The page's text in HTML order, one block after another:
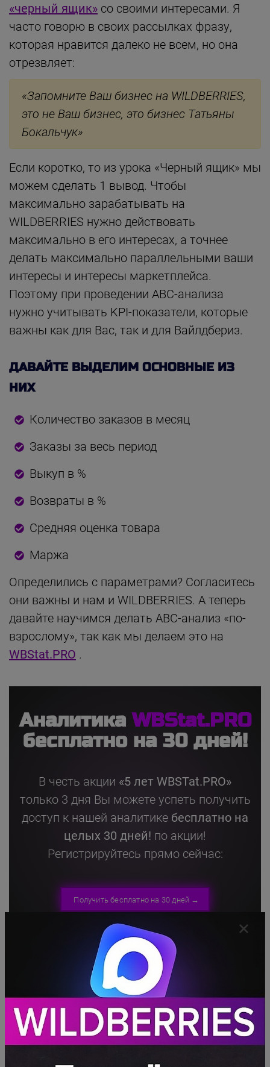
«черный ящик» со своими интересами. Я
часто говорю в своих рассылках фразу,
которая нравится далеко не всем, но она
отрезвляет:
«Запомните Ваш бизнес на WILDBERRIES,
это не Ваш бизнес, это бизнес Татьяны
Бокальчук»
Если коротко, то из урока «Черный ящик» мы
можем сделать 1 вывод. Чтобы
максимально зарабатывать на
WILDBERRIES нужно действовать
максимально в его интересах, а точнее
делать максимально параллельными ваши
интересы и интересы маркетплейса.
Поэтому при проведении АВС-анализа
нужно учитывать KPI-показатели, которые
важны как для Вас, так и для Вайлдбериз.
ДАВАЙТЕ ВЫДЕЛИМ ОСНОВНЫЕ ИЗ
НИХ
Количество заказов в месяц
Заказы за весь период
Выкуп в %
Возвраты в %
Средняя оценка товара
Маржа
Определились с параметрами? Согласитесь
они важны и нам и WILDBERRIES. А теперь
давайте научимся делать АВС-анализ «по-
взрослому», так как мы делаем это на
WBStat.PRO .
АналитикаWBStat.PRO
бесплатно на 30 дней!
В честь акции «5 лет WBSTat.PRO»
только 3 дня Вы можете успеть получить
доступ к нашей аналитике бесплатно на
целых 30 дней! по акции!
Регистрируйтесь прямо сейчас:
Получить бесплатно на 30 дней →
КАК МЫ ДЕЛАЕМ АВС-АНАЛИЗ
Мы на WBStat.PROпридумали как делать